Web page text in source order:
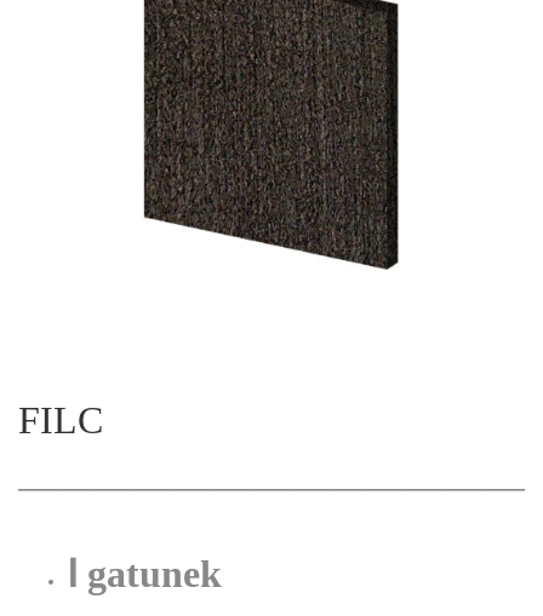
FILC
Ⅰ gatunek